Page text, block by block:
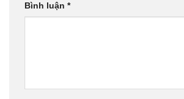
Bình luận *